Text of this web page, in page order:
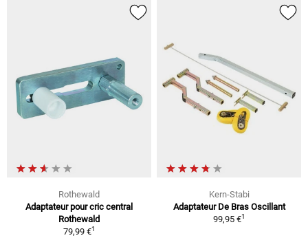
Rothewald
Adaptateur pour cric central
Rothewald
79,99 €1
Kern-Stabi
Adaptateur De Bras Oscillant
99,95 €1